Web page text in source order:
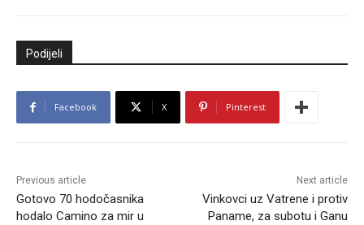
Podijeli
Facebook X Pinterest
Previous article
Gotovo 70 hodočasnika
hodalo Camino za mir u
Next article
Vinkovci uz Vatrene i protiv
Paname, za subotu i Ganu